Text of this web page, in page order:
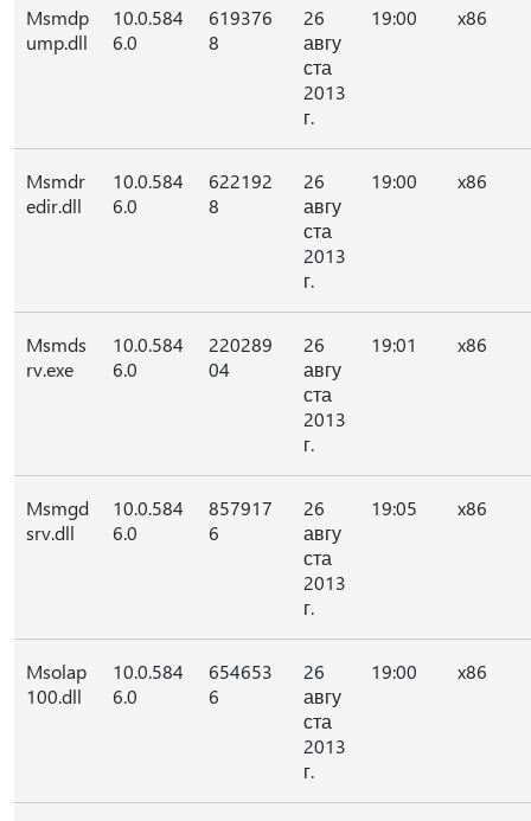
Msmdp
ump.dll
10.0.584
6.0
619376
8
26
авгу
ста
2013
г.
19:00 x86
Msmdr
edir.dll
10.0.584
6.0
622192
8
26
авгу
ста
2013
г.
19:00 x86
Msmds
rv.exe
10.0.584
6.0
220289
04
26
авгу
ста
2013
г.
19:01 x86
Msmgd
srv.dll
10.0.584
6.0
857917
6
26
авгу
ста
2013
г.
19:05 x86
Msolap
100.dll
10.0.584
6.0
654653
6
26
авгу
ста
2013
г.
19:00 x86